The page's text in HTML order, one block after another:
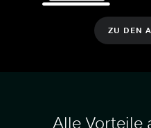
ZU DEN
Alle Vorteile